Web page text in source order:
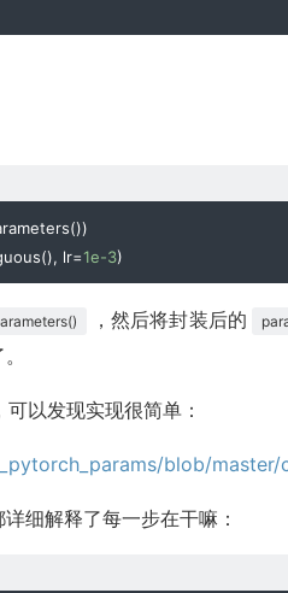
())
(), lr=1e-3)
，然后将封装后的
可以发现实现很简单：
blob/master/
细解释了每一步在干嘛：